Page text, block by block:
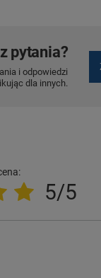
pytania?
i odpowiedzi
dla innych.
5/5